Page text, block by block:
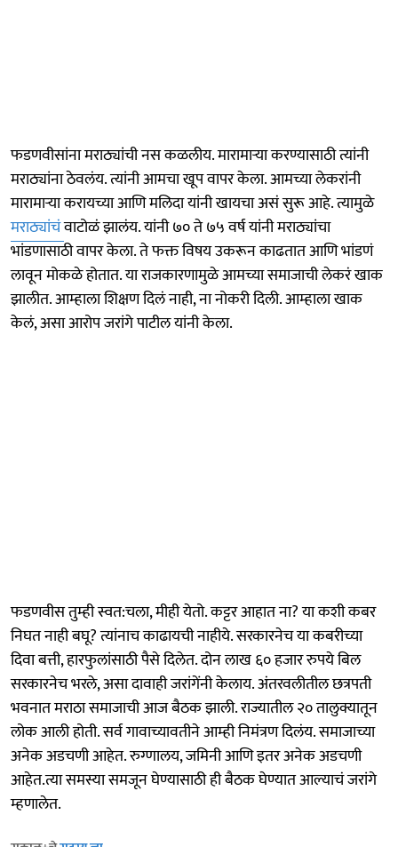
फडणवीसांना मराठ्यांची नस कळलीय. मारामाऱ्या करण्यासाठी त्यांनी
मराठ्यांना ठेवलंय. त्यांनी आमचा खूप वापर केला. आमच्या लेकरांनी
मारामाऱ्या करायच्या आणि मलिदा यांनी खायचा असं सुरू आहे. त्यामुळे
मराठ्यांचंवाटोळं झालंय. यांनी ७० ते ७५ वर्ष यांनी मराठ्यांचा
भांडणासाठी वापर केला. ते फक्त विषय उकरून काढतात आणि भांडणं
लावून मोकळे होतात. या राजकारणामुळे आमच्या समाजाची लेकरं खाक
झालीत. आम्हाला शिक्षण दिलं नाही, ना नोकरी दिली. आम्हाला खाक
केलं, असा आरोप जरांगे पाटील यांनी केला.
फडणवीस तुम्ही स्वत:चला, मीही येतो. कट्टर आहात ना? या कशी कबर
निघत नाही बघू? त्यांनाच काढायची नाहीये. सरकारनेच या कबरीच्या
दिवा बत्ती, हारफुलांसाठी पैसे दिलेत. दोन लाख ६० हजार रुपये बिल
सरकारनेच भरले, असा दावाही जरांगेंनी केलाय. अंतरवलीतील छत्रपती
भवनात मराठा समाजाची आज बैठक झाली. राज्यातील २० तालुक्यातून
लोक आली होती. सर्व गावाच्यावतीने आम्ही निमंत्रण दिलंय. समाजाच्या
अनेक अडचणी आहेत. रुग्णालय, जमिनी आणि इतर अनेक अडचणी
आहेत.त्या समस्या समजून घेण्यासाठी ही बैठक घेण्यात आल्याचं जरांगे
म्हणालेत.